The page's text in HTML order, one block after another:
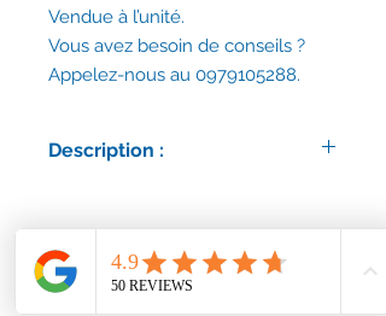
Vendue à l’unité.
Vous avez besoin de conseils ?
Appelez-nous au 0979105288.
Description :
Vendue à l'unité.